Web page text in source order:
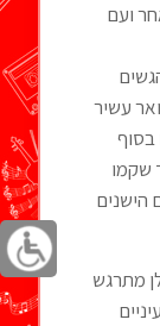
ועם
עשיר
בסוף
שקמו
הישנים
מתרגש